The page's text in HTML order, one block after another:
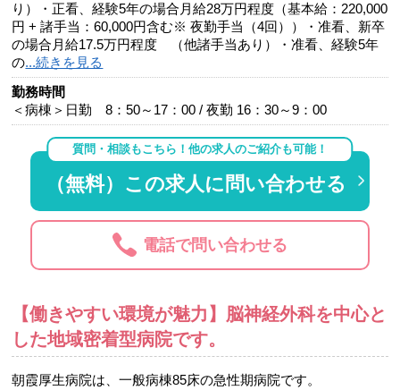
り）・正看、経験5年の場合月給28万円程度（基本給：220,000
円 + 諸手当：60,000円含む※ 夜勤手当（4回））・准看、新卒
の場合月給17.5万円程度 （他諸手当あり）・准看、経験5年
の...続きを見る
勤務時間
＜病棟＞日勤 8：50～17：00 / 夜勤 16：30～9：00
質問・相談もこちら！他の求人のご紹介も可能！
（無料）この求人に問い合わせる
電話で問い合わせる
【働きやすい環境が魅力】脳神経外科を中心と
した地域密着型病院です。
朝霞厚生病院は、一般病棟85床の急性期病院です。